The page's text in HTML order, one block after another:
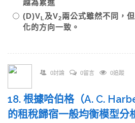
越為累進
(D)VL 及V2兩公式雖然不同，
化的方向一致。
0討論 0留言 0追蹤
18. 根據哈伯格（A. C.
的租稅歸宿一般均衡模型分